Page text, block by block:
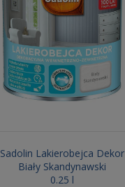
Sadolin Lakierobejca Dekor
Biały Skandynawski
0.25 l